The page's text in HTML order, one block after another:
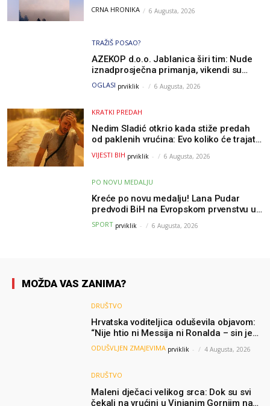
i Air Tractor
CRNA HRONIKA 6 Augusta, 2026
TRAŽIŠ POSAO?
AZEKOP d.o.o. Jablanica širi tim: Nude
iznadprosječna primanja, vikendi su
slobodni, traži se više radnika
OGLASI prviklik - 6 Augusta, 2026
KRATKI PREDAH
Nedim Sladić otkrio kada stiže predah
od paklenih vrućina: Evo koliko će trajati
osvježenje u BiH
VIJESTI BIH prviklik - 6 Augusta, 2026
PO NOVU MEDALJU
Kreće po novu medalju! Lana Pudar
predvodi BiH na Evropskom prvenstvu u
Parizu
SPORT prviklik - 6 Augusta, 2026
MOŽDA VAS ZANIMA?
DRUŠTVO
Hrvatska voditeljica oduševila objavom:
“Nije htio ni Messija ni Ronalda – sin je
želio samo dres Bosne”
ODUŠVLJEN ZMAJEVIMA prviklik - 4 Augusta, 2026
DRUŠTVO
Maleni dječaci velikog srca: Dok su svi
čekali na vrućini u Vinjanim Gornjim na